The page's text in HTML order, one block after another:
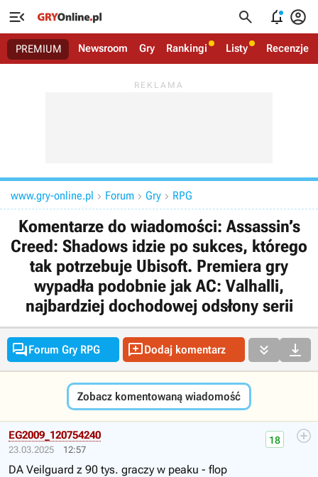
   
PREMIUM Newsroom Gry Rankingi Listy Recenzje
www.gry-online.pl  Forum  Gry  RPG
Komentarze do wiadomości: Assassin’s
Creed: Shadows idzie po sukces, którego
tak potrzebuje Ubisoft. Premiera gry
wypadła podobnie jak AC: Valhalli,
najbardziej dochodowej odsłony serii
Forum Gry RPG Dodaj komentarz  
Zobacz komentowaną wiadomość
23.03.2025 12:57
18
EG2009_120754240
DA Veilguard z 90 tys. graczy w peaku - flop